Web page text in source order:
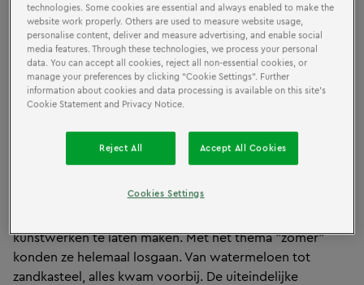
fans en 45 minuten op de klok. Alles wat je nodig hebt
kunstwerken te laten maken. Met het thema "zomer"
konden ze helemaal losgaan. Van watermeloen tot
zandkasteel, alles kwam voorbij. De uiteindelijke
technologies. Some cookies are essential and always enabled to make the
website work properly. Others are used to measure website usage,
personalise content, deliver and measure advertising, and enable social
media features. Through these technologies, we process your personal
data. You can accept all cookies, reject all non-essential cookies, or
manage your preferences by clicking “Cookie Settings”. Further
information about cookies and data processing is available on this site’s
Cookie Statement and Privacy Notice.
Reject All Accept All Cookies
Cookies Settings